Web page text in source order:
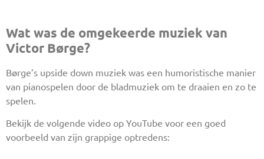
Wat was de omgekeerde muziek van
Victor Børge?
Børge’s upside down muziek was een humoristische manier
van pianospelen door de bladmuziek om te draaien en zo te
spelen.
Bekijk de volgende video op YouTube voor een goed
voorbeeld van zijn grappige optredens: